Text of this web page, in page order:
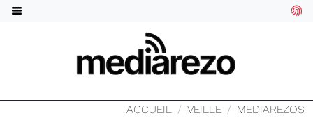
ACCUEIL VEILLE MEDIAREZOS